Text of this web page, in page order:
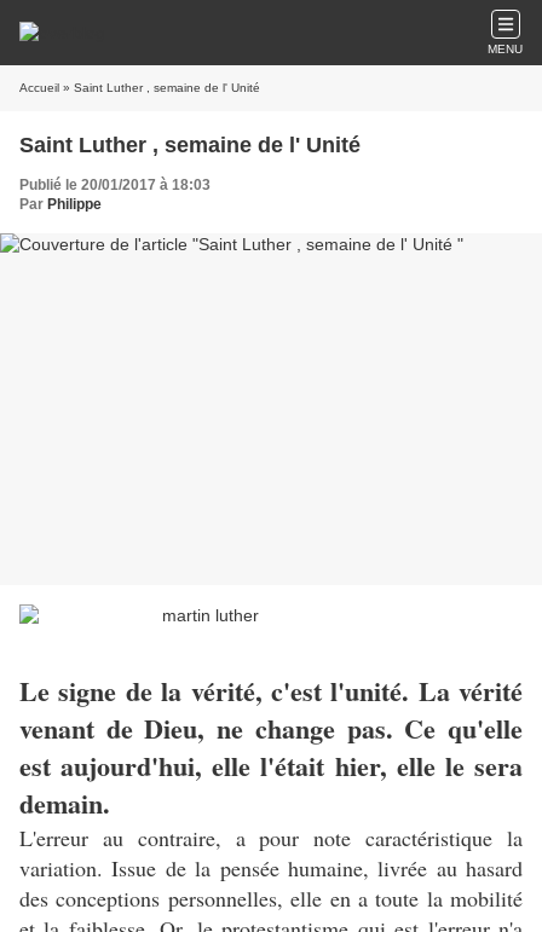
MENU
Accueil » Saint Luther , semaine de l' Unité
Saint Luther , semaine de l' Unité
Publié le 20/01/2017 à 18:03
Par Philippe
Le signe de la vérité, c'est l'unité. La vérité
venant de Dieu, ne change pas. Ce qu'elle
est aujourd'hui, elle l'était hier, elle le sera
demain.
L'erreur au contraire, a pour note caractéristique la
variation. Issue de la pensée humaine, livrée au hasard
des conceptions personnelles, elle en a toute la mobilité